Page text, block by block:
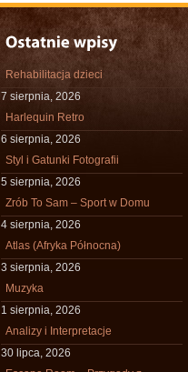
Rehabilitacja dzieci
7 sierpnia, 2026
Harlequin Retro
6 sierpnia, 2026
Styl i Gatunki Fotografii
5 sierpnia, 2026
Zrób To Sam – Sport w Domu
4 sierpnia, 2026
Atlas (Afryka Północna)
3 sierpnia, 2026
Muzyka
1 sierpnia, 2026
Analizy i Interpretacje
30 lipca, 2026